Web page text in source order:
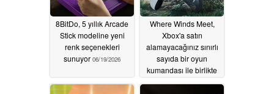
8BitDo, 5 yıllık Arcade
Stick modeline yeni
renk seçenekleri
sunuyor 06/19/2026
Where Winds Meet,
Xbox'a satın
alamayacağınız sınırlı
sayıda bir oyun
kumandası ile birlikte
06/09/2026